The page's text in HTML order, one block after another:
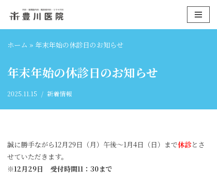
テ
ツ
ス
キ
ホーム » 年末年始の休診日のお知らせ
年末年始の休診日のお知らせ
2025.11.15 新着情報
誠に勝手ながら12月29日（月）午後～1月4日（日）まで休診とさ
せていただきます。
※12月29日 受付時間11：30まで